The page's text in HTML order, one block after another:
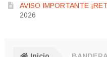
AVISO IMPORTANTE
2026